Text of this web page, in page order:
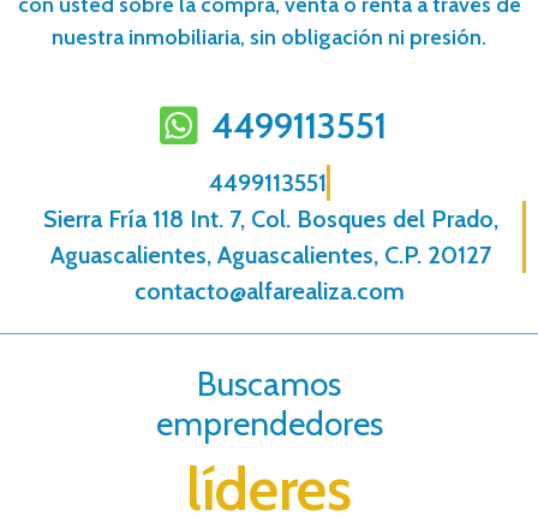
nuestra inmobiliaria, sin obligación ni presión.
4499113551
4499113551
Sierra Fría 118 Int. 7, Col. Bosques del Prado,
Aguascalientes, Aguascalientes, C.P. 20127
contacto@alfarealiza.com
Buscamos
emprendedores
líderes